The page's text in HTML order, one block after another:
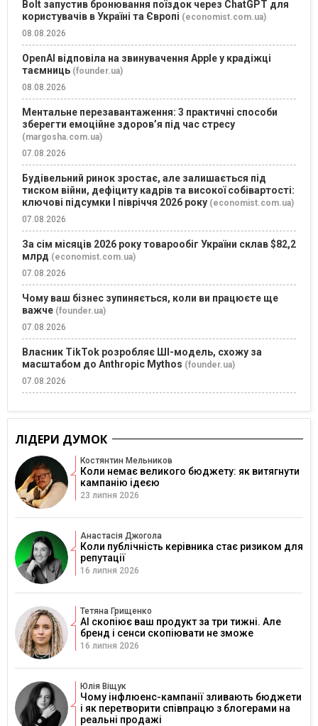
Bolt запустив бронювання поїздок через ChatGPT для
користувачів в Україні та Європі (economist.com.ua)
08.08.2026
OpenAI відповіла на звинувачення Apple у крадіжці
таємниць (founder.ua)
08.08.2026
Ментальне перезавантаження: 3 практичні способи
зберегти емоційне здоров’я під час стресу
(margosha.com.ua)
07.08.2026
Будівельний ринок зростає, але залишається під
тиском війни, дефіциту кадрів та високої собівартості:
ключові підсумки І півріччя 2026 року (economist.com.ua)
07.08.2026
За сім місяців 2026 року товарообіг України склав $82,2
млрд (economist.com.ua)
07.08.2026
Чому ваш бізнес зупиняється, коли ви працюєте ще
важче (founder.ua)
07.08.2026
Власник TikTok розробляє ШІ-модель, схожу за
масштабом до Anthropic Mythos (founder.ua)
07.08.2026
ЛІДЕРИ ДУМОК
Костянтин Мельников
Коли немає великого бюджету: як витягнути
кампанію ідеєю
23 липня 2026
Анастасія Джогола
Коли публічність керівника стає ризиком для
репутації
16 липня 2026
Тетяна Грищенко
AI скопіює ваш продукт за три тижні. Але
бренд і сенси скопіювати не зможе
16 липня 2026
Юлія Віщук
Чому інфлюенс-кампанії зливають бюджети
і як перетворити співпрацю з блогерами на
реальні продажі